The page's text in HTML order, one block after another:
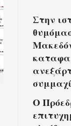
Στην
Ο